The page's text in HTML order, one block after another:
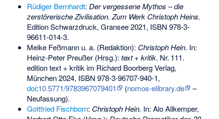
Rüdiger Bernhardt: Der vergessene Mythos – die
zerstörerische Zivilisation. Zum Werk Christoph Heins.
Edition Schwarzdruck, Gransee 2021, ISBN 978-3-
96611-014-3.
Meike Feßmann u. a. (Redaktion): Christoph Hein. In:
Heinz-Peter Preußer (Hrsg.): text + kritik. Nr. 111.
edition text + kritik im Richard Boorberg Verlag,
München 2024, ISBN 978-3-96707-940-1,
doi:10.5771/9783967079401 (nomos-elibrary.de
–
Neufassung).
Gottfried Fischborn: Christoph Hein. In: Alo Allkemper,